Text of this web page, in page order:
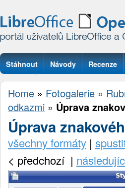
Stáhnout Návody Recenze
Otázky
Home » Fotogalerie »
odkazmi » Úprava
Úprava
všechny formáty |
< předchozí |